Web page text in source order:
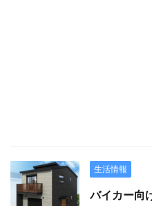
生活情報
バイカー向